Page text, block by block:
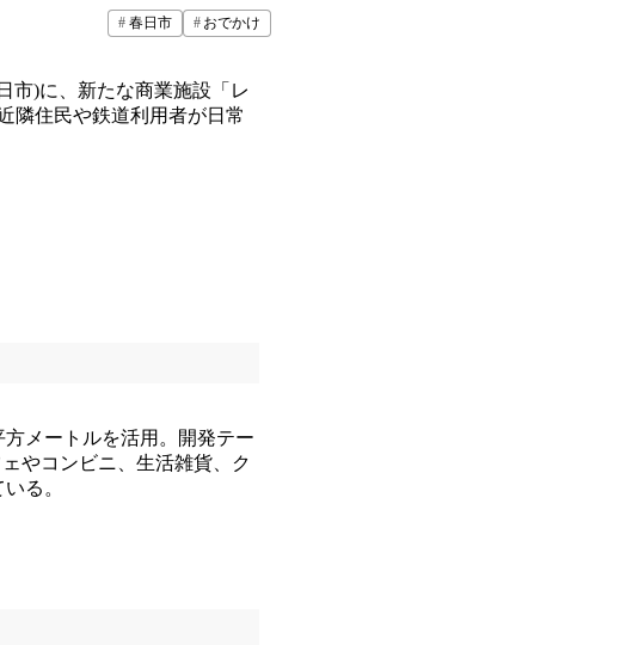
春日市 おでかけ
市)に、新たな商業施設「レ
隣住民や鉄道利用者が日常
メートルを活用。開発テー
やコンビニ、生活雑貨、ク
る。